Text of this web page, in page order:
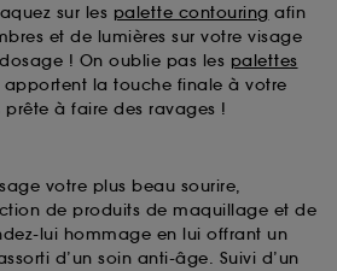
sur les palette contouring afin
et de lumières sur votre visage
! On oublie pas les palettes
apportent la touche finale à votre
à faire des ravages !
votre plus beau sourire,
de produits de maquillage et de
lui hommage en lui offrant un
d’un soin anti-âge. Suivi d’un
:il s’agit de cookies
et/ou la fourniture de
du site, tel que les
qui sont utilisés afin de
de l’authentification
votre identifiant et mot de